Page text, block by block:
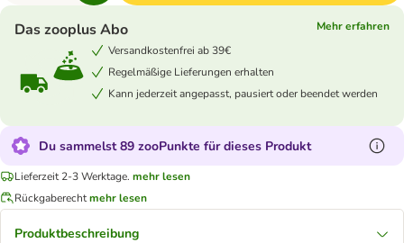
Das zooplus Abo
Mehr erfahren
Versandkostenfrei ab 39€
Regelmäßige Lieferungen erhalten
Kann jederzeit angepasst, pausiert oder beendet werden
Du sammelst 89 zooPunkte für dieses Produkt
Lieferzeit 2-3 Werktage. mehr lesen
Rückgaberechtmehr lesen
Produktbeschreibung